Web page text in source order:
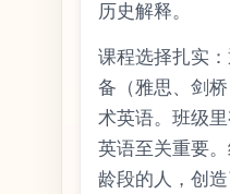
历史解释。
课程选择扎实
备（雅思、剑
术英语。班级
英语至关重要
龄段的人，创造